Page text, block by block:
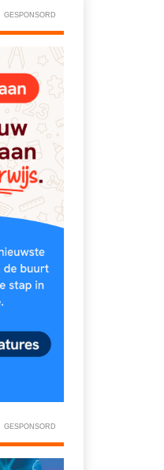
GESPONSORD
GESPONSORD